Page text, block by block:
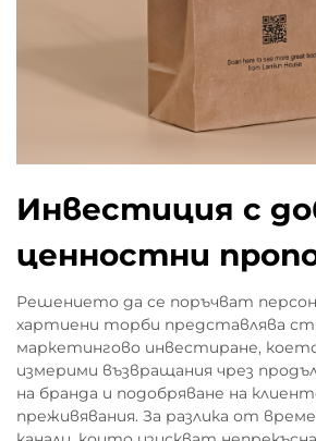
Инвестиция с
ценностни
Решението да се поръчват
хартиени торби представлява
маркетингово инвестиране,
измерими възвращания чрез
на бранда и подобряване на
преживявания. За разлика от